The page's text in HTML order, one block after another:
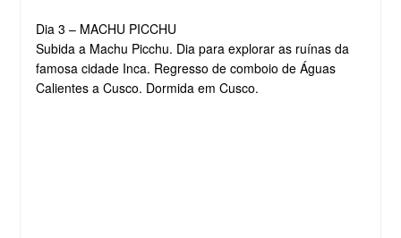
Dia 3 – MACHU PICCHU
Subida a Machu Picchu. Dia para explorar as ruínas da
famosa cidade Inca. Regresso de comboio de Águas
Calientes a Cusco. Dormida em Cusco.